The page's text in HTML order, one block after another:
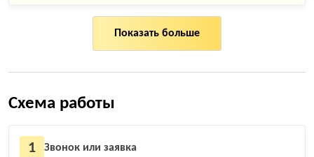
Показать больше
Схема работы
1 Звонок или заявка